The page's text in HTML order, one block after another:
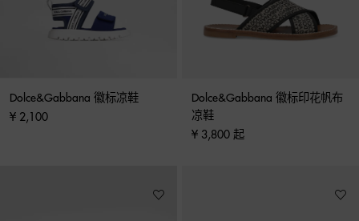
Dolce&Gabbana 徽标凉鞋
¥ 2,100
Dolce&Gabbana 徽标印花帆布
凉鞋
¥ 3,800 起